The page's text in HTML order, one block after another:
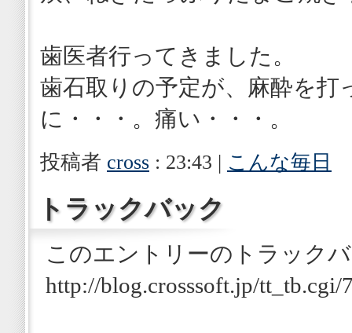
歯医者行ってきました。
歯石取りの予定が、麻酔を打
に・・・。痛い・・・。
投稿者 cross : 23:43 | こんな毎日
トラックバック
このエントリーのトラック
http://blog.crosssoft.jp/tt_tb.cgi/